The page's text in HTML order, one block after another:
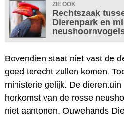
ZIE OOK
Rechtszaak
Dierenpark en
Bovendien staat niet vast de
goed terecht zullen komen.
ministerie gelijk. De
herkomst van de rosse
niet aantonen. Ouwehands